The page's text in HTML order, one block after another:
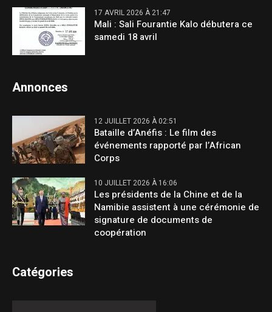
17 AVRIL 2026 À 21:47
Mali : Sali Fourantie Kalo débutera ce
samedi 18 avril
Annonces
12 JUILLET 2026 À 02:51
Bataille d’Anéfis : Le film des
événements rapporté par l’African
Corps
10 JUILLET 2026 À 16:06
Les présidents de la Chine et de la
Namibie assistent à une cérémonie de
signature de documents de
coopération
Catégories